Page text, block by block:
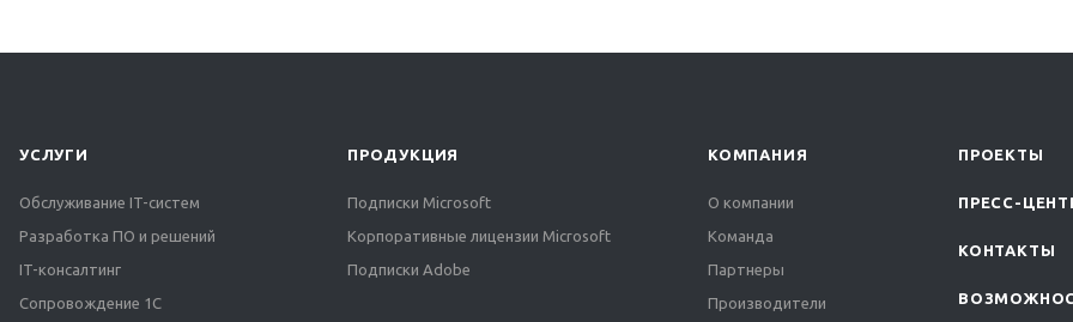
УСЛУГИ
Обслуживание IT-систем
Разработка ПО и решений
IT-консалтинг
Сопровождение 1С
ПРОДУКЦИЯ
Подписки Microsoft
Корпоративные лицензии Microsoft
Подписки Adobe
КОМПАНИЯ
О компании
Команда
Партнеры
Производители
ПРОЕКТЫ
ПРЕСС-
КОНТАКТЫ